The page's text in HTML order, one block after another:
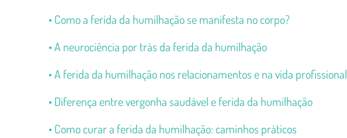
Como a ferida da humilhação se manifesta no corpo?
A neurociência por trás da ferida da humilhação
A ferida da humilhação nos relacionamentos e na vida profissional
Diferença entre vergonha saudável e ferida da humilhação
Como curar a ferida da humilhação: caminhos práticos